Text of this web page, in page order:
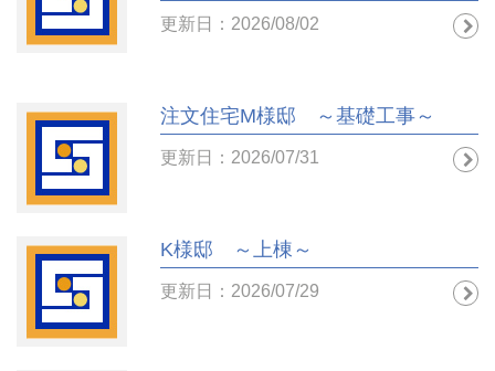
更新日：2026/08/02
注文住宅M様邸 ～基礎工事～
更新日：2026/07/31
K様邸 ～上棟～
更新日：2026/07/29